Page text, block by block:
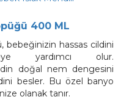
400 ML
bebeğinizin hassas cildini
yardımcı olur.
doğal nem dengesini
besler. Bu özel banyo
olanak tanır.